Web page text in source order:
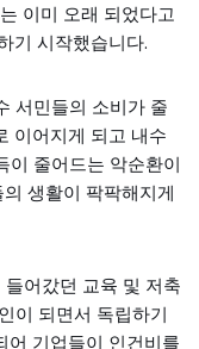
이미 오래 되었다고
기 시작했습니다.
서민들의 소비가 줄
이어지게 되고 내수
이 줄어드는 악순환이
생활이 팍팍해지게
어갔던 교육 및 저축
이 되면서 독립하기
어 기업들이 인건비를